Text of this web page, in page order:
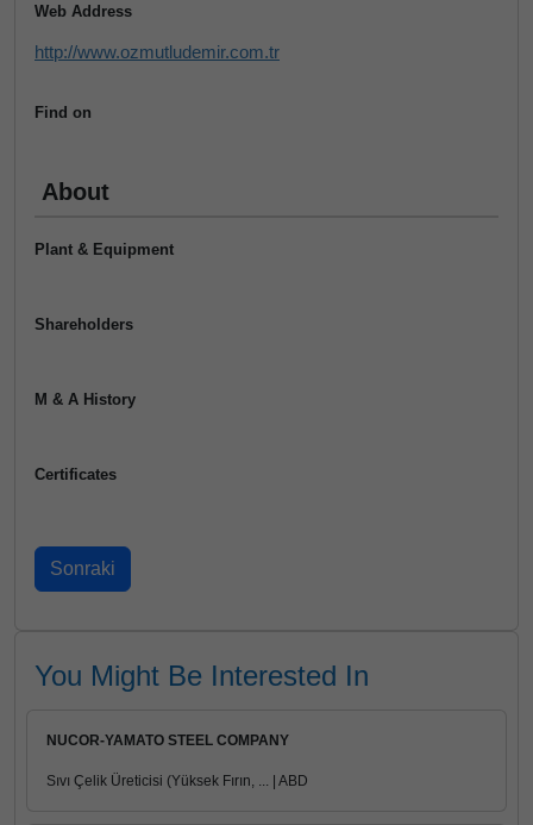
Web Address
http://www.ozmutludemir.com.tr
Find on
About
Plant & Equipment
Shareholders
M & A History
Certificates
You Might Be Interested In
NUCOR-YAMATO STEEL COMPANY
Sıvı Çelik Üreticisi (Yüksek Fırın, ... | ABD